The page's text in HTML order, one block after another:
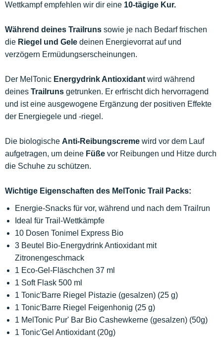
Wettkampf empfehlen wir dir eine 10-tägige Kur.
Während deines Trailruns sowie je nach Bedarf frischen
die Riegel und Gele deinen Energievorrat auf und
verzögern Ermüdungserscheinungen.
Der MelTonic Energydrink Antioxidant wird während
deines Trailruns getrunken. Er erfrischt dich hervorragend
und ist eine ausgewogene Ergänzung der positiven Effekte
der Energiegele und -riegel.
Die biologische Anti-Reibungscreme wird vor dem Lauf
aufgetragen, um deine Füße vor Reibungen und Hitze durch
die Schuhe zu schützen.
Wichtige Eigenschaften des MelTonic Trail Packs:
Energie-Snacks für vor, während und nach dem Trailrun
Ideal für Trail-Wettkämpfe
10 Dosen Tonimel Express Bio
3 Beutel Bio-Energydrink Antioxidant mit
Zitronengeschmack
1 Eco-Gel-Fläschchen 37 ml
1 Soft Flask 500 ml
1 Tonic'Barre Riegel Pistazie (gesalzen) (25 g)
1 Tonic'Barre Riegel Feigenhonig (25 g)
1 MelTonic Pur' Bar Bio Cashewkerne (gesalzen) (50g)
1 Tonic'Gel Antioxidant (20g)